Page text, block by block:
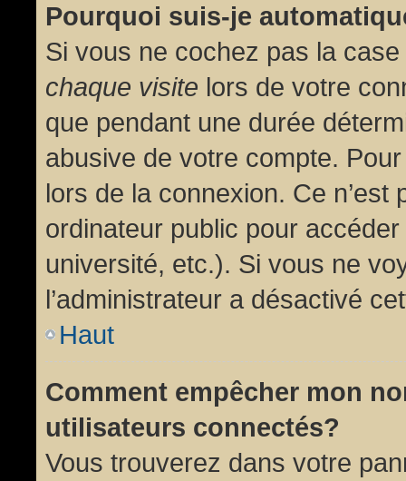
Pourquoi suis-je
Si vous ne cochez pas la case
chaque visite lors de votre
que pendant une durée
abusive de votre compte.
lors de la connexion. Ce
ordinateur public pour
université, etc.). Si vous ne
l’administrateur a désactivé
Haut
Comment empêcher mon
utilisateurs connectés?
Vous trouverez dans votre